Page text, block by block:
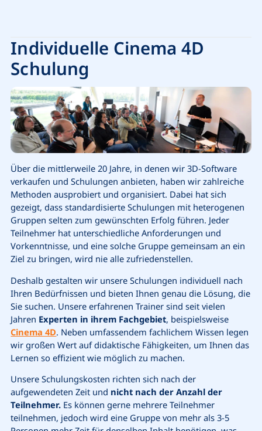
Individuelle Cinema 4D
Schulung
Über die mittlerweile 20 Jahre, in denen wir 3D-Software
verkaufen und Schulungen anbieten, haben wir zahlreiche
Methoden ausprobiert und organisiert. Dabei hat sich
gezeigt, dass standardisierte Schulungen mit heterogenen
Gruppen selten zum gewünschten Erfolg führen. Jeder
Teilnehmer hat unterschiedliche Anforderungen und
Vorkenntnisse, und eine solche Gruppe gemeinsam an ein
Ziel zu bringen, wird nie alle zufriedenstellen.
Deshalb gestalten wir unsere Schulungen individuell nach
Ihren Bedürfnissen und bieten Ihnen genau die Lösung, die
Sie suchen. Unsere erfahrenen Trainer sind seit vielen
Jahren Experten in ihrem Fachgebiet, beispielsweise
Cinema 4D. Neben umfassendem fachlichem Wissen legen
wir großen Wert auf didaktische Fähigkeiten, um Ihnen das
Lernen so effizient wie möglich zu machen.
Unsere Schulungskosten richten sich nach der
aufgewendeten Zeit und nicht nach der Anzahl der
Teilnehmer. Es können gerne mehrere Teilnehmer
teilnehmen, jedoch wird eine Gruppe von mehr als 3-5